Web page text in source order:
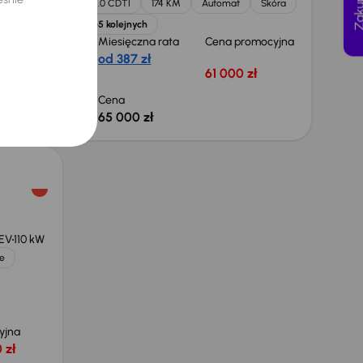
Skóra
2.0 CDTI 174 KM Automat
Skóra
+5 kolejnych
Miesięczna rata
od 387 zł
Cena promocyjna
61 000 zł
Cena
65 000 zł
110 kW